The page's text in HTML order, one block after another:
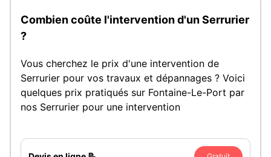
Combien coûte l'intervention d'un Serrurier
?
Vous cherchez le prix d'une intervention de
Serrurier pour vos travaux et dépannages ? Voici
quelques prix pratiqués sur Fontaine-Le-Port par
nos Serrurier pour une intervention